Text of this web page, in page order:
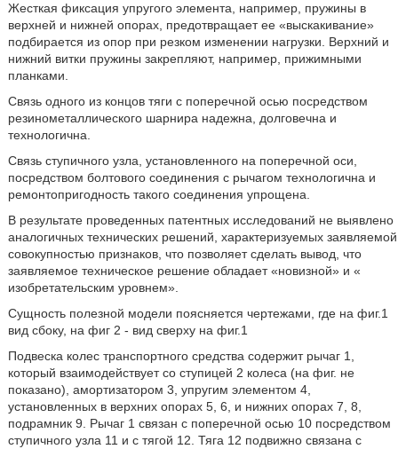
Жесткая фиксация упругого элемента, например, пружины в
верхней и нижней опорах, предотвращает ее «выскакивание»
подбирается из опор при резком изменении нагрузки. Верхний и
нижний витки пружины закрепляют, например, прижимными
планками.
Связь одного из концов тяги с поперечной осью посредством
резинометаллического шарнира надежна, долговечна и
технологична.
Связь ступичного узла, установленного на поперечной оси,
посредством болтового соединения с рычагом технологична и
ремонтопригодность такого соединения упрощена.
В результате проведенных патентных исследований не выявлено
аналогичных технических решений, характеризуемых заявляемой
совокупностью признаков, что позволяет сделать вывод, что
заявляемое техническое решение обладает «новизной» и «
изобретательским уровнем».
Сущность полезной модели поясняется чертежами, где на фиг.1
вид сбоку, на фиг 2 - вид сверху на фиг.1
Подвеска колес транспортного средства содержит рычаг 1,
который взаимодействует со ступицей 2 колеса (на фиг. не
показано), амортизатором 3, упругим элементом 4,
установленных в верхних опорах 5, 6, и нижних опорах 7, 8,
подрамник 9. Рычаг 1 связан с поперечной осью 10 посредством
ступичного узла 11 и с тягой 12. Тяга 12 подвижно связана с